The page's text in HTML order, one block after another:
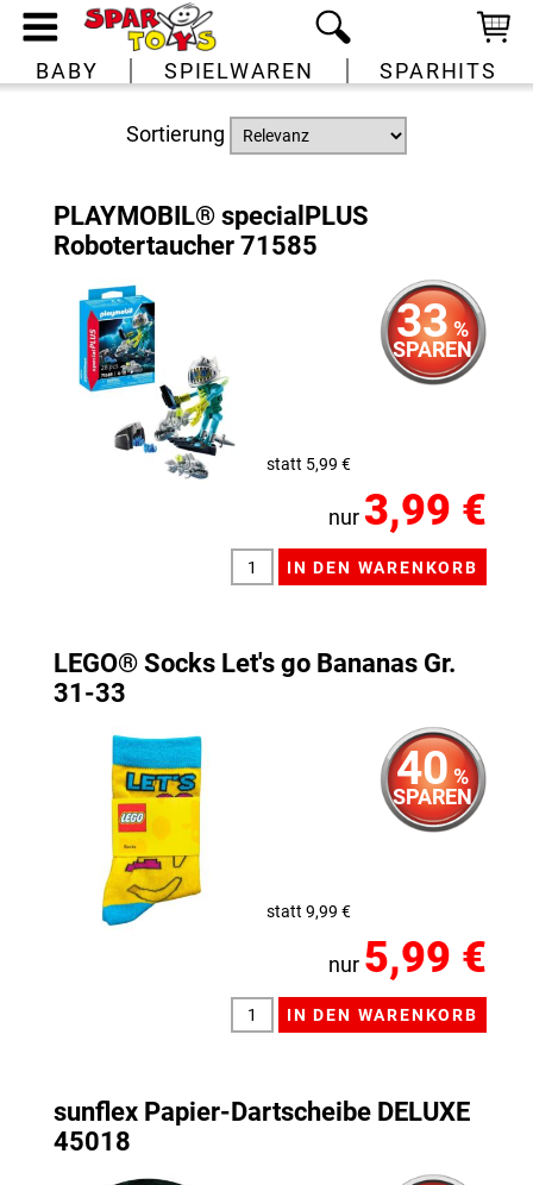
BABY SPIELWAREN SPARHITS
Sortierung
PLAYMOBIL® specialPLUS
Robotertaucher 71585
33 %
SPAREN
statt 5,99 €
nur3,99 €
LEGO® Socks Let's go Bananas Gr.
31-33
40 %
SPAREN
statt 9,99 €
nur 5,99 €
sunflex Papier-Dartscheibe DELUXE
45018